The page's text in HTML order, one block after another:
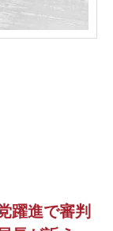
躍進で審判